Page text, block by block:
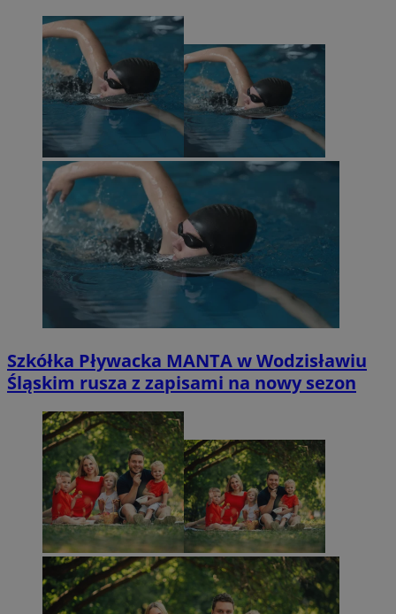
Szkółka Pływacka MANTA w Wodzisławiu
Śląskim rusza z zapisami na nowy sezon